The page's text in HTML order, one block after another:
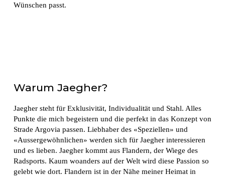
Wünschen passt.
Warum Jaegher?
Jaegher steht für Exklusivität, Individualität und Stahl. Alles
Punkte die mich begeistern und die perfekt in das Konzept von
Strade Argovia passen. Liebhaber des «Speziellen» und
«Aussergewöhnlichen» werden sich für Jaegher interessieren
und es lieben. Jaegher kommt aus Flandern, der Wiege des
Radsports. Kaum woanders auf der Welt wird diese Passion so
gelebt wie dort. Flandern ist in der Nähe meiner Heimat in